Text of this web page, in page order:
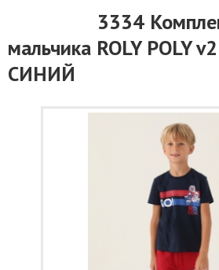
3334
мальчика ROLY POLY
СИНИЙ